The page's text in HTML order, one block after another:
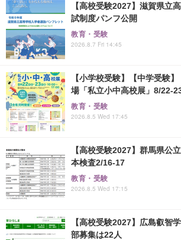
【高校受験2027】滋賀県立
試制度パンフ公開
教育・受験
2026.8.7 Fri 14:45
【小学校受験】【中学受験
場「私立小中高校展」8/22-
教育・受験
2026.8.5 Wed 17:45
【高校受験2027】群馬県公
本検査2/16-17
教育・受験
2026.8.5 Wed 17:15
【高校受験2027】広島叡智
部募集は22人